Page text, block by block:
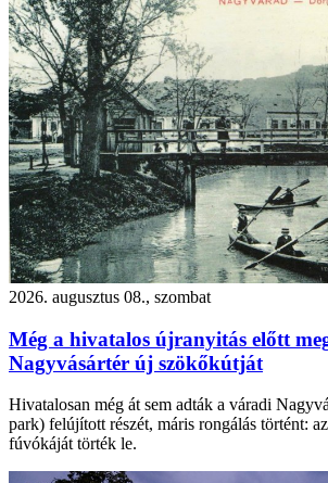
2026. augusztus 08., szombat
Még a hivatalos újranyitás előtt
Nagyvásártér új szökőkútját
Hivatalosan még át sem adták a váradi
park) felújított részét, máris rongálás történt:
fúvókáját törték le.